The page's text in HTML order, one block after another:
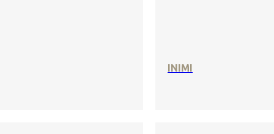
INIMI